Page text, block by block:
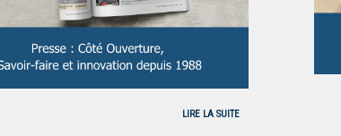
LIRE LA SUITE